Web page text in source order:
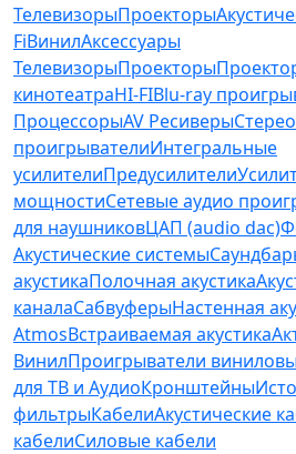
ТелевизорыПроекторы
FiВинилАксессуары
ТелевизорыПроекторы
кинотеатраHI-FIBlu-ray
ПроцессорыAV Ресиверы
проигрывателиИнтегральные
усилителиПредусилители
мощностиСетевые аудио
для наушниковЦАП (audio dac)
Акустические системы
акустикаПолочная акустика
каналаСабвуферыНастенная
AtmosВстраиваемая акустика
ВинилПроигрыватели
для ТВ и АудиоКронштейны
фильтрыКабелиАкустические
кабелиСиловые кабели